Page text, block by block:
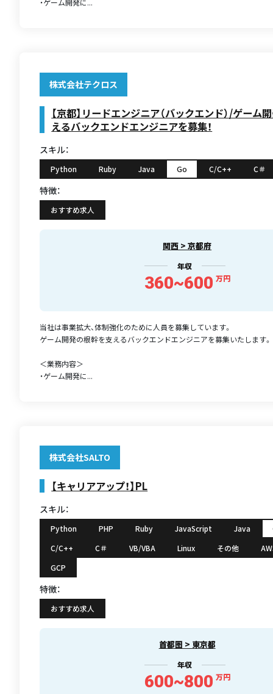
・ゲーム開発に...
株式会社テクロス
【京都】リードエンジニア（バックエンド）/ゲーム
えるバックエンドエンジニアを募集！
スキル：
Python Ruby Java Go C/C++ C＃
特徴：
おすすめ求人
関西 > 京都府
年収
360~600 万円
当社は事業拡大、体制強化のために人員を募集しています。
ゲーム開発の根幹を支えるバックエンドエンジニアを募集いたします。
＜業務内容＞
・ゲーム開発に...
株式会社SALTO
【キャリアアップ！】PL
スキル：
Python PHP Ruby JavaScript Java
C/C++
C＃ VB/VBA Linux その他
GCP
特徴：
おすすめ求人
首都圏 > 東京都
年収
600~800 万円